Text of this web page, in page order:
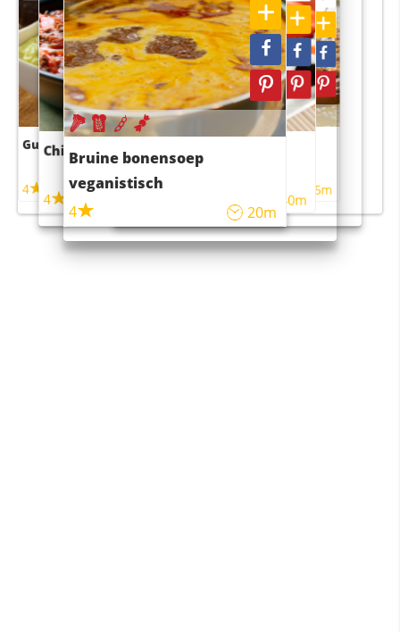
Guacamole
4
Chili con carne
4 45m
Bruine bonensoep
veganistisch
4
20m
Sushi rijstsalade
maaltijdsalade
40m
4 55m